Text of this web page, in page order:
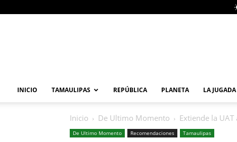
INICIO TAMAULIPAS REPÚBLICA PLANETA LA JUGADA
Inicio De Ultimo Momento Extiende la
De Ultimo Momento Recomendaciones Tamaulipas